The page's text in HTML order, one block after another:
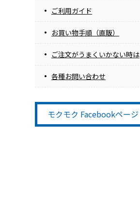
ご利用ガイド
お買い物手順（直販）
ご注文がうまくいかない時は
各種お問い合わせ
モクモク Facebookページ